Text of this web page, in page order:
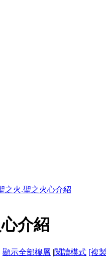
之火.聖之火心介紹
介紹
顯示全部樓層 |閱讀模式 [複